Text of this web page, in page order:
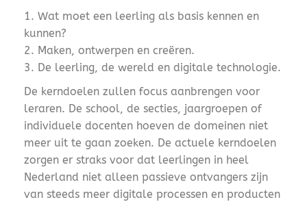
Wat moet een leerling als basis kennen en
kunnen?
Maken, ontwerpen en creëren.
De leerling, de wereld en digitale technologie.
De kerndoelen zullen focus aanbrengen voor
leraren. De school, de secties, jaargroepen of
individuele docenten hoeven de domeinen niet
meer uit te gaan zoeken. De actuele kerndoelen
zorgen er straks voor dat leerlingen in heel
Nederland niet alleen passieve ontvangers zijn
van steeds meer digitale processen en producten